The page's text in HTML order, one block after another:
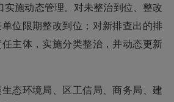
实施动态管理。对未整治到位、整改
位限期整改到位；对新排查出的排
主体，实施分类整治，并动态更新
环境局、区工信局、商务局、建